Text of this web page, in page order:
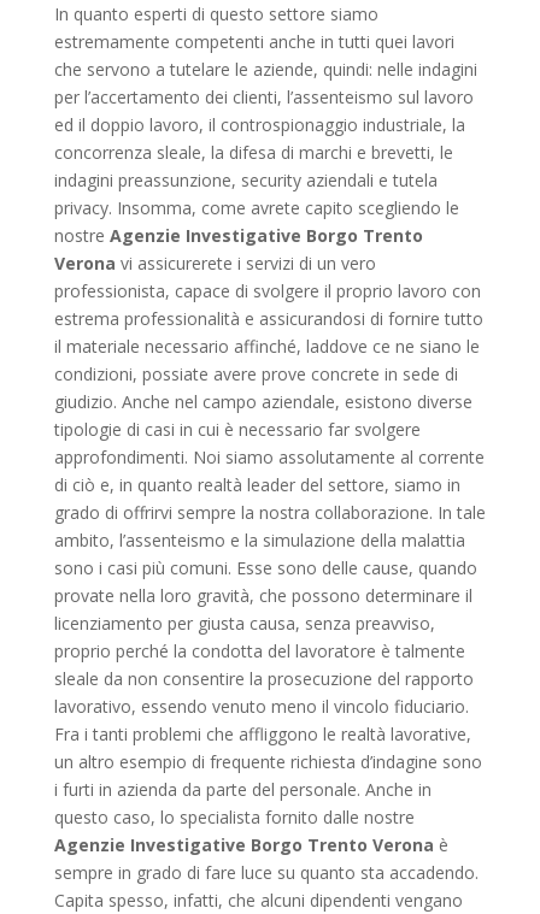
In quanto esperti di questo settore siamo
estremamente competenti anche in tutti quei lavori
che servono a tutelare le aziende, quindi: nelle indagini
per l’accertamento dei clienti, l’assenteismo sul lavoro
ed il doppio lavoro, il controspionaggio industriale, la
concorrenza sleale, la difesa di marchi e brevetti, le
indagini preassunzione, security aziendali e tutela
privacy. Insomma, come avrete capito scegliendo le
nostre Agenzie Investigative Borgo Trento
Verona vi assicurerete i servizi di un vero
professionista, capace di svolgere il proprio lavoro con
estrema professionalità e assicurandosi di fornire tutto
il materiale necessario affinché, laddove ce ne siano le
condizioni, possiate avere prove concrete in sede di
giudizio. Anche nel campo aziendale, esistono diverse
tipologie di casi in cui è necessario far svolgere
approfondimenti. Noi siamo assolutamente al corrente
di ciò e, in quanto realtà leader del settore, siamo in
grado di offrirvi sempre la nostra collaborazione. In tale
ambito, l’assenteismo e la simulazione della malattia
sono i casi più comuni. Esse sono delle cause, quando
provate nella loro gravità, che possono determinare il
licenziamento per giusta causa, senza preavviso,
proprio perché la condotta del lavoratore è talmente
sleale da non consentire la prosecuzione del rapporto
lavorativo, essendo venuto meno il vincolo fiduciario.
Fra i tanti problemi che affliggono le realtà lavorative,
un altro esempio di frequente richiesta d’indagine sono
i furti in azienda da parte del personale. Anche in
questo caso, lo specialista fornito dalle nostre
Agenzie Investigative Borgo Trento Verona è
sempre in grado di fare luce su quanto sta accadendo.
Capita spesso, infatti, che alcuni dipendenti vengano